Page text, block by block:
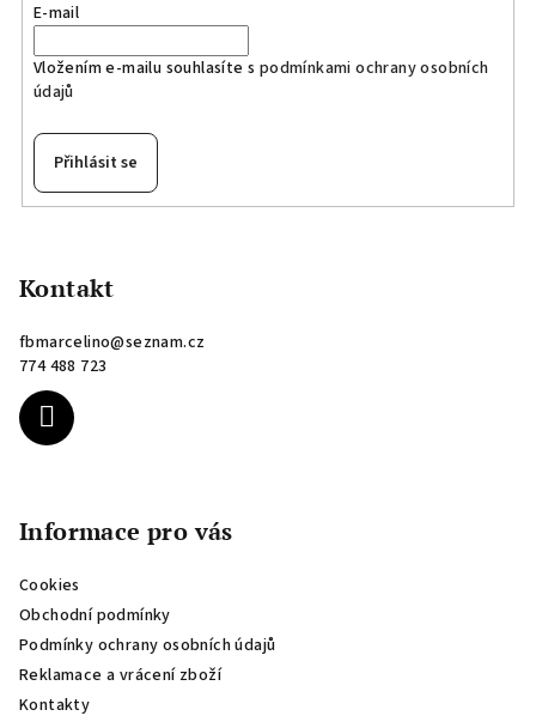
E-mail
Vložením e-mailu souhlasíte s podmínkami ochrany osobních
údajů
Přihlásit se
Kontakt
fbmarcelino@seznam.cz
774 488 723
Informace pro vás
Cookies
Obchodní podmínky
Podmínky ochrany osobních údajů
Reklamace a vrácení zboží
Kontakty